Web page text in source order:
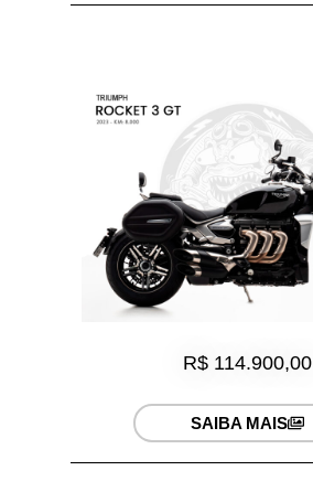
R$ 114.900,00
SAIBA MAIS